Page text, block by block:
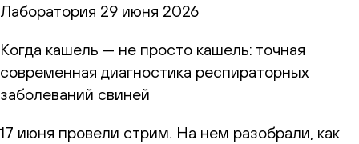
Лаборатория 29 июня 2026
Когда кашель — не просто кашель: точная
современная диагностика респираторных
заболеваний свиней
17 июня провели стрим. На нем разобрали, как